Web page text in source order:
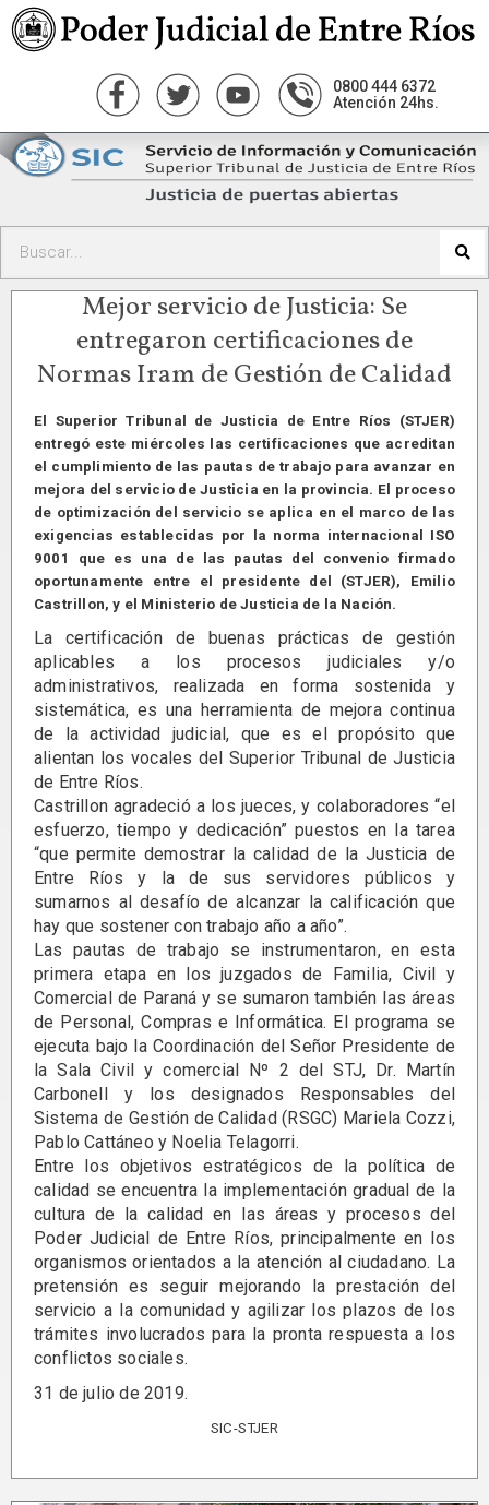
0800 444 6372
Atención 24hs.
Mejor servicio de Justicia: Se
entregaron certificaciones de
Normas Iram de Gestión de Calidad
El Superior Tribunal de Justicia de Entre Ríos (STJER)
entregó este miércoles las certificaciones que acreditan
el cumplimiento de las pautas de trabajo para avanzar en
mejora del servicio de Justicia en la provincia. El proceso
de optimización del servicio se aplica en el marco de las
exigencias establecidas por la norma internacional ISO
9001 que es una de las pautas del convenio firmado
oportunamente entre el presidente del (STJER), Emilio
Castrillon, y el Ministerio de Justicia de la Nación.
La certificación de buenas prácticas de gestión
aplicables a los procesos judiciales y/o
administrativos, realizada en forma sostenida y
sistemática, es una herramienta de mejora continua
de la actividad judicial, que es el propósito que
alientan los vocales del Superior Tribunal de Justicia
de Entre Ríos.
Castrillon agradeció a los jueces, y colaboradores “el
esfuerzo, tiempo y dedicación” puestos en la tarea
“que permite demostrar la calidad de la Justicia de
Entre Ríos y la de sus servidores públicos y
sumarnos al desafío de alcanzar la calificación que
hay que sostener con trabajo año a año”.
Las pautas de trabajo se instrumentaron, en esta
primera etapa en los juzgados de Familia, Civil y
Comercial de Paraná y se sumaron también las áreas
de Personal, Compras e Informática. El programa se
ejecuta bajo la Coordinación del Señor Presidente de
la Sala Civil y comercial Nº 2 del STJ, Dr. Martín
Carbonell y los designados Responsables del
Sistema de Gestión de Calidad (RSGC) Mariela Cozzi,
Pablo Cattáneo y Noelia Telagorri.
Entre los objetivos estratégicos de la política de
calidad se encuentra la implementación gradual de la
cultura de la calidad en las áreas y procesos del
Poder Judicial de Entre Ríos, principalmente en los
organismos orientados a la atención al ciudadano. La
pretensión es seguir mejorando la prestación del
servicio a la comunidad y agilizar los plazos de los
trámites involucrados para la pronta respuesta a los
conflictos sociales.
31 de julio de 2019.
SIC-STJER